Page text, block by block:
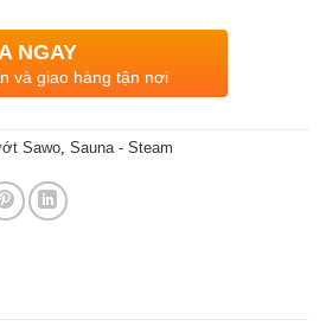
NGAY
và giao hàng tận nơi
Sawo, Sauna - Steam